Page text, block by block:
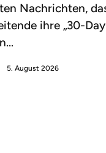
Nachrichten,
ihre „30-
5. August 2026